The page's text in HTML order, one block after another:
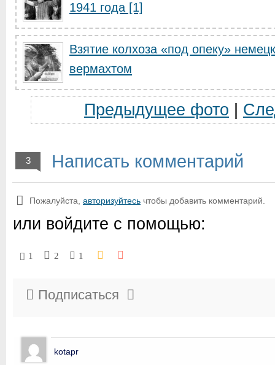
1941 года [1]
Взятие колхоза «под опеку»
вермахтом
Предыдущее фото
3 Написать комментарий
Пожалуйста, авторизуйтесь чтобы добавить комментарий.
или войдите с помощью:
1 2 1
Подписаться
kotapr